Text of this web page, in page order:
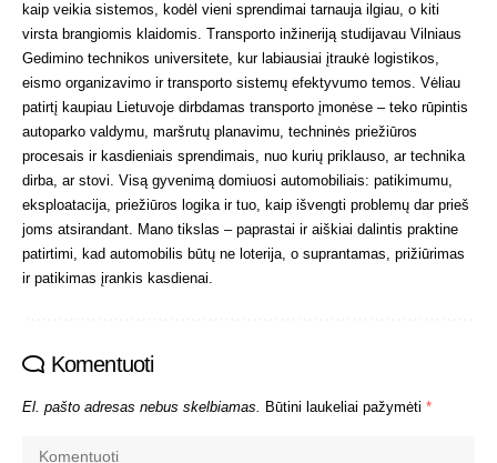
kaip veikia sistemos, kodėl vieni sprendimai tarnauja ilgiau, o kiti
virsta brangiomis klaidomis. Transporto inžineriją studijavau Vilniaus
Gedimino technikos universitete, kur labiausiai įtraukė logistikos,
eismo organizavimo ir transporto sistemų efektyvumo temos. Vėliau
patirtį kaupiau Lietuvoje dirbdamas transporto įmonėse – teko rūpintis
autoparko valdymu, maršrutų planavimu, techninės priežiūros
procesais ir kasdieniais sprendimais, nuo kurių priklauso, ar technika
dirba, ar stovi. Visą gyvenimą domiuosi automobiliais: patikimumu,
eksploatacija, priežiūros logika ir tuo, kaip išvengti problemų dar prieš
joms atsirandant. Mano tikslas – paprastai ir aiškiai dalintis praktine
patirtimi, kad automobilis būtų ne loterija, o suprantamas, prižiūrimas
ir patikimas įrankis kasdienai.
Komentuoti
El. pašto adresas nebus skelbiamas. Būtini laukeliai pažymėti *